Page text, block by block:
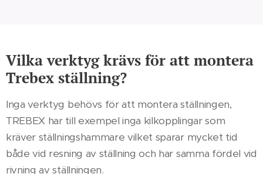
Vilka verktyg krävs för att montera
Trebex ställning?
Inga verktyg behövs för att montera ställningen,
TREBEX har till exempel inga kilkopplingar som
kräver ställningshammare vilket sparar mycket tid
både vid resning av ställning och har samma fördel vid
rivning av ställningen.